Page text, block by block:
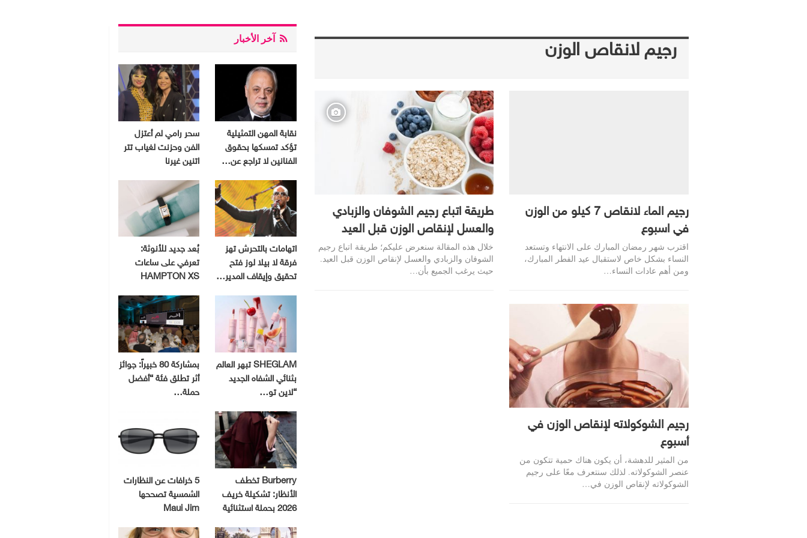
رجيم لانقاص الوزن
رجيم الماء لانقاص 7 كيلو من الوزن
في اسبوع
اقترب شهر رمضان المبارك على الانتهاء وتستعد
النساء بشكل خاص لاستقبال عيد الفطر المبارك،
ومن أهم عادات النساء…
طريقة اتباع رجيم الشوفان والزبادي
والعسل لإنقاص الوزن قبل العيد
خلال هذه المقالة سنعرض عليكم؛ طريقة اتباع رجيم
الشوفان والزبادي والعسل لإنقاص الوزن قبل العيد.
حيث يرغب الجميع بأن…
رجيم الشوكولاته لإنقاص الوزن في
أسبوع
من المثير للدهشة، أن يكون هناك حمية تتكون من
عنصر الشوكولاته. لذلك سنتعرف معًا على رجيم
الشوكولاته لإنقاص الوزن في…
آخر الأخبار
نقابة المهن التمثيلية
تؤكد تمسكها بحقوق
الفنانين لا تراجع عن…
سحر رامي لم أعتزل
الفن وحزنت لغياب تتر
اتنين غيرنا
اتهامات بالتحرش تهز
فرقة لا بيلا لوز فتح
تحقيق وإيقاف المدير…
بُعد جديد للأنوثة:
تعرفي على ساعات
HAMPTON XS
SHEGLAM تبهر العالم
بثنائي الشفاه الجديد
“لاين تو…
بمشاركة 80 خبيراً: جوائز
أثر تطلق فئة “أفضل
حملة…
Burberry تخطف
الأنظار: تشكيلة خريف
2026 بحملة استثنائية
5 خرافات عن النظارات
الشمسية تصححها
Maui Jim